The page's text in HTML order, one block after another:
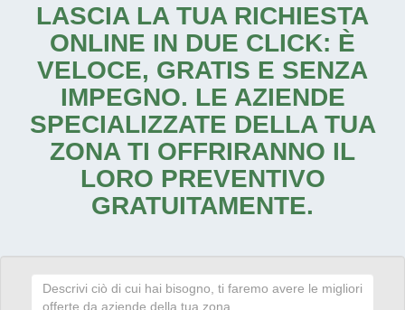
LASCIA LA TUA RICHIESTA
ONLINE IN DUE CLICK: È
VELOCE, GRATIS E SENZA
IMPEGNO. LE AZIENDE
SPECIALIZZATE DELLA TUA
ZONA TI OFFRIRANNO IL
LORO PREVENTIVO
GRATUITAMENTE.